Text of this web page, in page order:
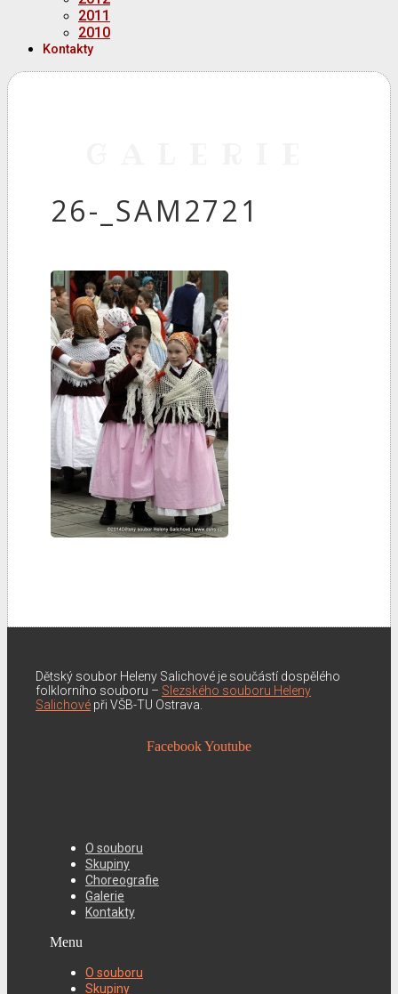
2011
2010
Kontakty
26-_SAM2721
Dětský soubor Heleny Salichové je součástí dospělého
folklorního souboru – Slezského souboru Heleny
Salichové při VŠB-TU Ostrava.
FacebookYoutube
O souboru
Skupiny
Choreografie
Galerie
Kontakty
Menu
O souboru
Skupiny